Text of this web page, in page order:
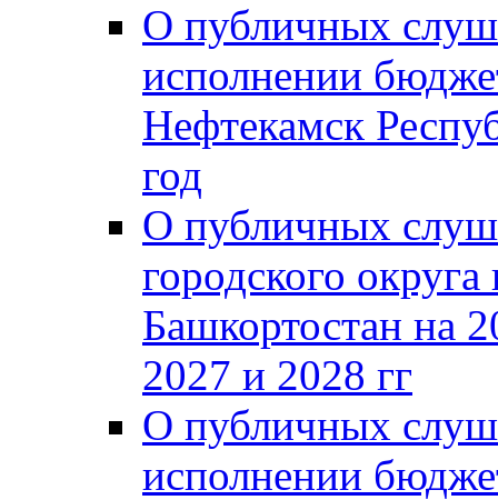
О публичных
исполнении
Нефтекамск
год
О публичных
городского
Башкортостан на
2027 и 2028 гг
О публичных
исполнении